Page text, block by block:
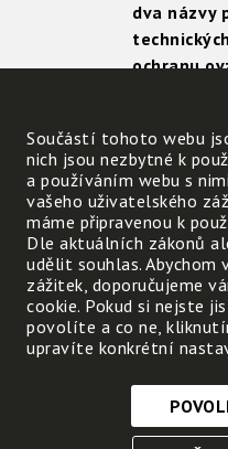
dva názvy
ochranu
Izolátor
Porovnej
kamarády.
zařízení
Součástí tohoto webu
nich jsou nezbytné k
a používáním webu s
vašeho uživatelského
máme připravenou k
Dle aktuálních zákonů
udělit souhlas.
zážitek, doporučujeme
cookie. Pokud si nejste
povolíte a co ne,
upravíte konkrétní
Nezbytně nutné